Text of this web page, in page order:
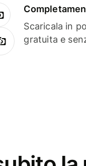
Scaricala in
gratuita e